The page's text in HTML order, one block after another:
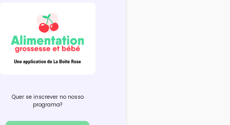
Quer se inscrever no nosso
programa?